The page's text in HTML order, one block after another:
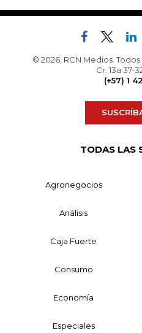
© 2026, RCN Medios.
Cr. 13a 37-
(+57) 1
TODAS LAS
Agronegocios
Análisis
Caja Fuerte
Consumo
Economía
Especiales